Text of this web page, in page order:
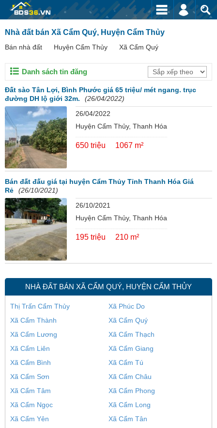
Nhà đất bán Xã Cẩm Quý, Huyện Cẩm Thủy
Bán nhà đất Huyện Cẩm Thủy Xã Cẩm Quý
Danh sách tin đăng
Đất sào Tân Lợi, Bình Phước giá 65 triệu/ mét ngang. trục
đường DH lộ giới 32m.
(26/04/2022)
26/04/2022
Huyện Cẩm Thủy, Thanh Hóa
650 triệu 1067 m²
Bán đất đấu giá tại huyện Cẩm Thủy Tỉnh Thanh Hóa Giá
Rẻ
(26/10/2021)
26/10/2021
Huyện Cẩm Thủy, Thanh Hóa
195 triệu 210 m²
NHÀ ĐẤT BÁN XÃ CẨM QUÝ, HUYỆN CẨM THỦY
Thị Trấn Cẩm Thủy
Xã Phúc Do
Xã Cẩm Thành
Xã Cẩm Quý
Xã Cẩm Lương
Xã Cẩm Thạch
Xã Cẩm Liên
Xã Cẩm Giang
Xã Cẩm Bình
Xã Cẩm Tú
Xã Cẩm Sơn
Xã Cẩm Châu
Xã Cẩm Tâm
Xã Cẩm Phong
Xã Cẩm Ngọc
Xã Cẩm Long
Xã Cẩm Yên
Xã Cẩm Tân